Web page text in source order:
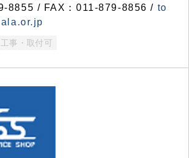
8855 / FAX：011-879-8856 / to
工事・取付可